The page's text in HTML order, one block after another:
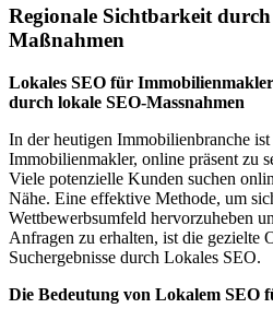
Regionale Sichtbarkeit
Maßnahmen
Lokales SEO für
durch lokale SEO-Massnahmen
In der heutigen Immobilienbranche ist
Immobilienmakler, online präsent zu
Viele potenzielle Kunden suchen
Nähe. Eine effektive Methode, um
Wettbewerbsumfeld hervorzuheben
Anfragen zu erhalten, ist die gezielte
Suchergebnisse durch Lokales SEO.
Die Bedeutung von Lokalem SEO